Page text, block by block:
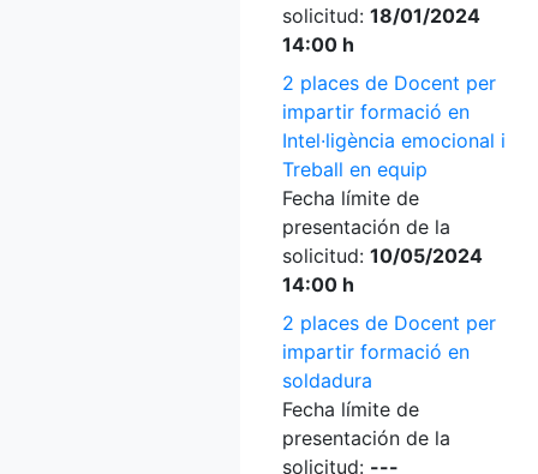
solicitud: 18/01/2024
14:00 h
2 places de Docent per
impartir formació en
Intel·ligència emocional i
Treball en equip
Fecha límite de
presentación de la
solicitud: 10/05/2024
14:00 h
2 places de Docent per
impartir formació en
soldadura
Fecha límite de
presentación de la
solicitud: ---